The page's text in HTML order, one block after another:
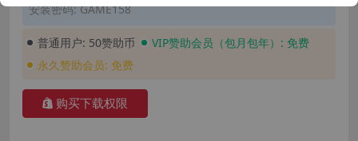
安装密码: GAME158
普通用户: 50赞助币 VIP赞助会员（包月包年）: 免费
永久赞助会员: 免费
购买下载权限